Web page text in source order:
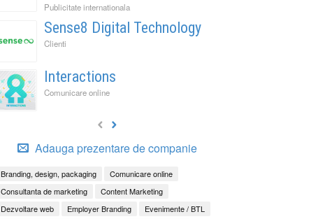
Publicitate internationala
Sense8 Digital Technology
Clienti
Interactions
Comunicare online
Adauga prezentare de companie
Branding, design, packaging
Comunicare online
Consultanta de marketing
Content Marketing
Dezvoltare web
Employer Branding
Evenimente / BTL